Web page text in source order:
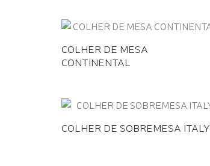
COLHER DE MESA
CONTINENTAL
COLHER DE SOBREMESA ITALY